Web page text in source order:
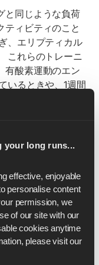
your long runs...
effective, enjoyable
personalise content
permission, we
of our site with our
cookies anytime
in your browser settings. For more information, please visit our
と同じような負荷
ティビティのこと
、エリプティカル
これらのトレーニ
有酸素運動のエン
いるときや、1週間
、アクティブに
しいと思うものを
傷害抵抗性の両
トリングス、体幹
をターゲットにす
ークランをより
ワーを養うことが
済性を8～12％向